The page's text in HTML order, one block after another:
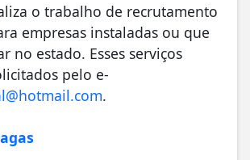
o trabalho de recrutamento
empresas instaladas ou que
no estado. Esses serviços
pelo e-
.